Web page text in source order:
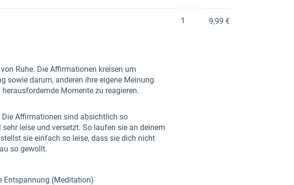
Ruhe. Die Affirmationen kreisen um
sowie darum, anderen ihre eigene Meinung
Momente zu reagieren.
Affirmationen sind absichtlich so
leise und versetzt. So laufen sie an deinem
sie einfach so leise, dass sie dich nicht
so gewollt.
Entspannung (Meditation)
1 9,99 €